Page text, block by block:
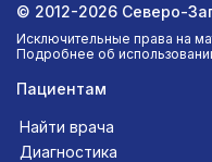
© 2012-2026 Северо-
Исключительные права на
Подробнее об
Пациентам
Найти врача
Диагностика